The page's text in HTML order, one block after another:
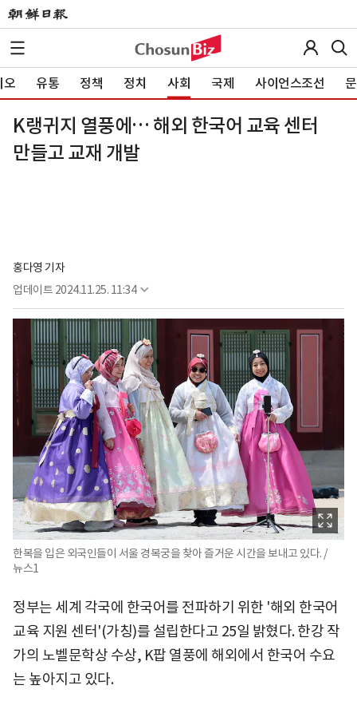
오 유통 정책 정치 사회 국제 사이언스조선
K랭귀지 열풍에… 해외 한국어 교육 센터
만들고 교재 개발
홍다영 기자
업데이트 2024.11.25. 11:34
한복을 입은 외국인들이 서울 경복궁을 찾아 즐거운 시간을 보내고 있다. /
뉴스1
정부는 세계 각국에 한국어를 전파하기 위한 '해외 한국어
교육 지원 센터'(가칭)를 설립한다고 25일 밝혔다. 한강 작
가의 노벨문학상 수상, K팝 열풍에 해외에서 한국어 수요
는 높아지고 있다.